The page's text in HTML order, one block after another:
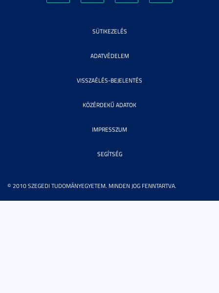
© 2010 SZEGEDI TUDOMÁNYEGYETEM. MINDEN JOG FENNTARTVA.
SÜTIKEZELÉS
ADATVÉDELEM
VISSZAÉLÉS-BEJELENTÉS
KÖZÉRDEKŰ ADATOK
IMPRESSZUM
SEGÍTSÉG